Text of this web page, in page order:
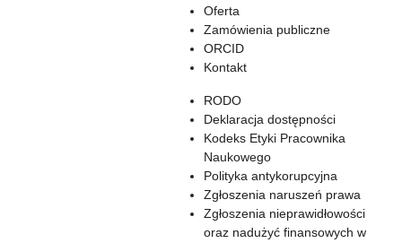
Oferta
Zamówienia publiczne
ORCID
Kontakt
RODO
Deklaracja dostępności
Kodeks Etyki Pracownika
Naukowego
Polityka antykorupcyjna
Zgłoszenia naruszeń prawa
Zgłoszenia nieprawidłowości
oraz nadużyć finansowych w